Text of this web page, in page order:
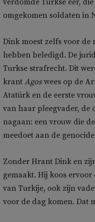
omgekomen soldaten in
Dink moest zelfs voor de
hebben beledigd. De
Turkse strafrecht. Dit
krant Agoswees op de
Atatürk en de eerste
van haar pleegvader, de
nagaan: een vrouw die
meedoet aan de
Zonder Hrant Dink en
gemaakt. Hij koos
van Turkije, ook zijn
voor de dag komen. Dat